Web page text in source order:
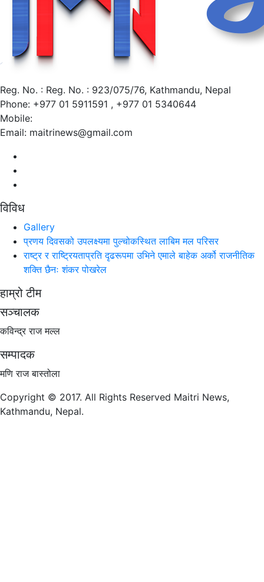
Reg. No. : Reg. No. : 923/075/76, Kathmandu, Nepal
Phone: +977 01 5911591 , +977 01 5340644
Mobile:
Email: maitrinews@gmail.com
विविध
Gallery
प्रणय दिवसको उपलक्ष्यमा पुल्चोकस्थित लाबिम मल परिसर
राष्ट्र र राष्ट्रियताप्रति दृढरूपमा उभिने एमाले बाहेक अर्को राजनीतिक
शक्ति छैनः शंकर पोखरेल
हाम्रो टीम
सञ्चालक
कविन्द्र राज मल्ल
सम्पादक
मणि राज बास्तोला
Copyright © 2017. All Rights Reserved Maitri News,
Kathmandu, Nepal.